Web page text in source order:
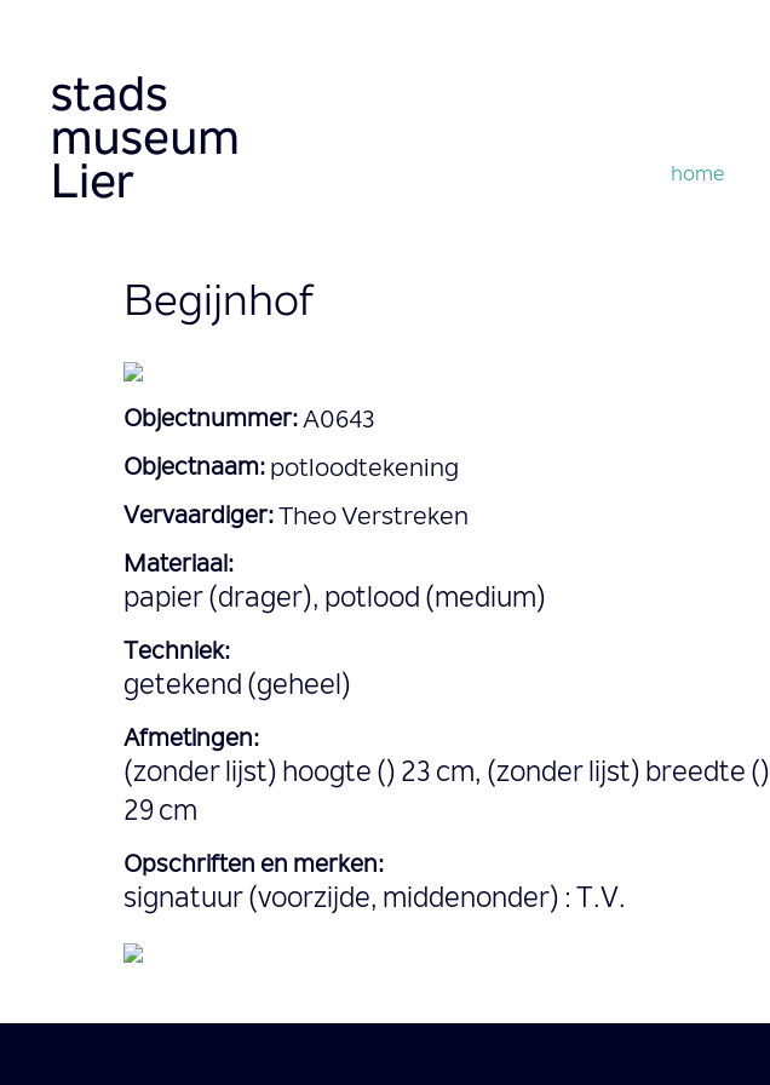
home
Begijnhof
Objectnummer: A0643
Objectnaam: potloodtekening
Vervaardiger: Theo Verstreken
Materiaal:
papier (drager), potlood (medium)
Techniek:
getekend (geheel)
Afmetingen:
(zonder lijst) hoogte () 23 cm, (zonder lijst) breedte ()
29 cm
Opschriften en merken:
signatuur (voorzijde, middenonder) : T.V.